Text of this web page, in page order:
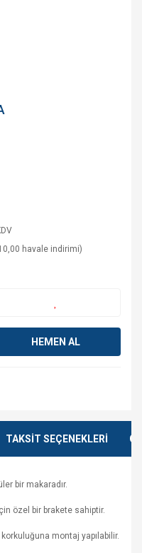
havale indirimi)
HEMEN AL
TAKSİT SEÇENEKLERİ
bir makaradır.
özel bir brakete sahiptir.
montaj yapılabilir.